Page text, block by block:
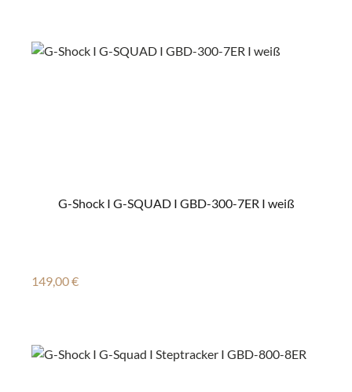
G-Shock I G-SQUAD I GBD-300-7ER I weiß
Regulärer Preis:
149,00 €